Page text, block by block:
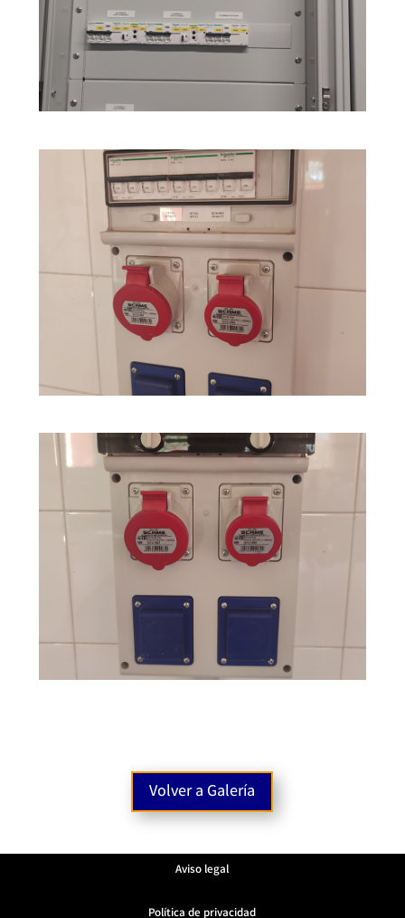
Volver a Galería
Aviso legal
Política de privacidad